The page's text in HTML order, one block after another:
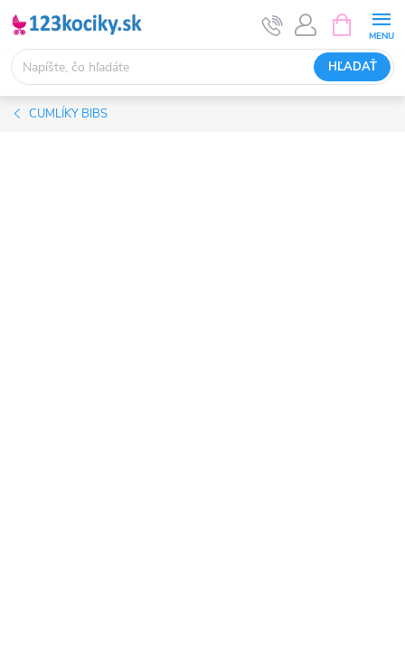
Prejsť
obsah
HĽADAŤ
KOŠÍK
CUMLÍKY BIBS